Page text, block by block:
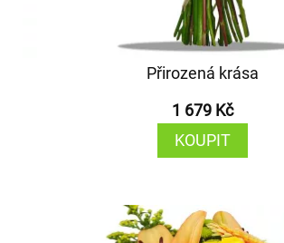
Přirozená krása
1 679 Kč
KOUPIT